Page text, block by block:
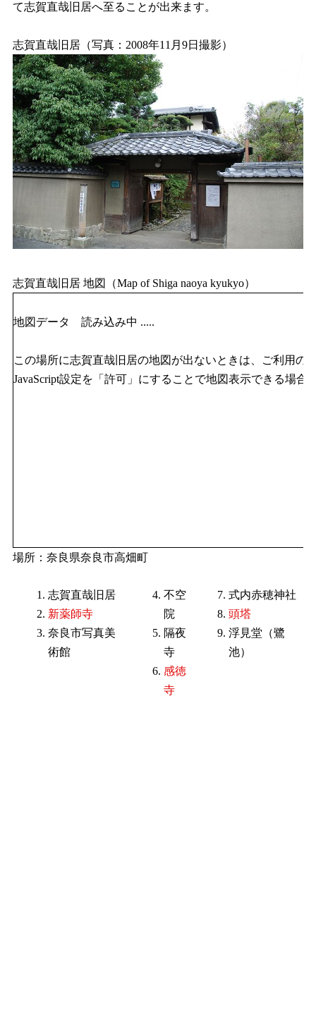
て志賀直哉旧居へ至ることが出来ます。
志賀直哉旧居（写真：2008年11月9日撮影）
志賀直哉旧居 地図（Map of Shiga naoya kyukyo）
地図データ 読み込み中 .....
この場所に志賀直哉旧居の地図が出ないときは、ご利用の
JavaScript設定を「許可」にすることで地図表示できる場合
場所：奈良県奈良市高畑町
志賀直哉旧居
新薬師寺
奈良市写真美
術館
不空
院
隔夜
寺
感徳
寺
式内赤穂神社
頭塔
浮見堂（鷺
池）